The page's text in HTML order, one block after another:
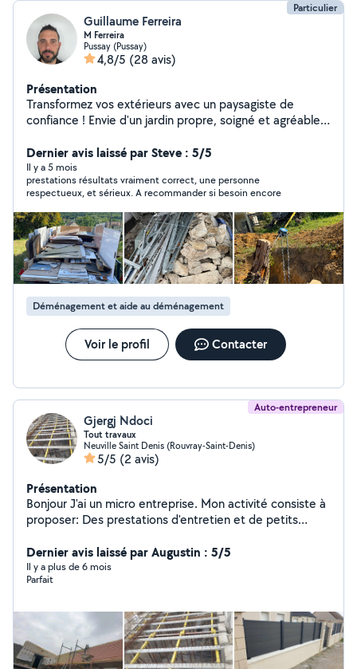
Particulier
Guillaume Ferreira
M Ferreira
Pussay (Pussay)
4,8/5 (28 avis)
Présentation
Transformez vos extérieurs avec un paysagiste de
confiance ! Envie d'un jardin propre, soigné et agréable
pour valoriser vos espaces extérieurs. Mes prestations :
Entretien complet de jardin (tonte, taille,
débroussaillage, remise en état) Aménagement
extérieur sur mesure Évacuation rapide des déchets
verts et encombrants Débarras (maison, cave, grenier)
Aide au déménagement Location de matériel Travail
sérieux, rapide et soigné Intervention efficace, même
pour les gros chantiers Disponible rapidement dans
votre secteur Contactez-moi dès maintenant pour un
devis gratuit !
Dernier avis laissé par Steve : 5/5
Il y a 5 mois
prestations résultats vraiment correct, une personne
respectueux, et sérieux. A recommander si besoin encore
Déménagement et aide au déménagement
Voir le profil Contacter
Auto-entrepreneur
Gjergj Ndoci
Tout travaux
Neuville Saint Denis (Rouvray-Saint-Denis)
5/5 (2 avis)
Présentation
Bonjour J'ai un micro entreprise. Mon activité consiste à
proposer: Des prestations d'entretien et de petits
maison, l'enlèvement de déchets et jardinier
paysagiste.Merci cordialement Monsieur Ndoci.
Dernier avis laissé par Augustin : 5/5
Il y a plus de 6 mois
Parfait